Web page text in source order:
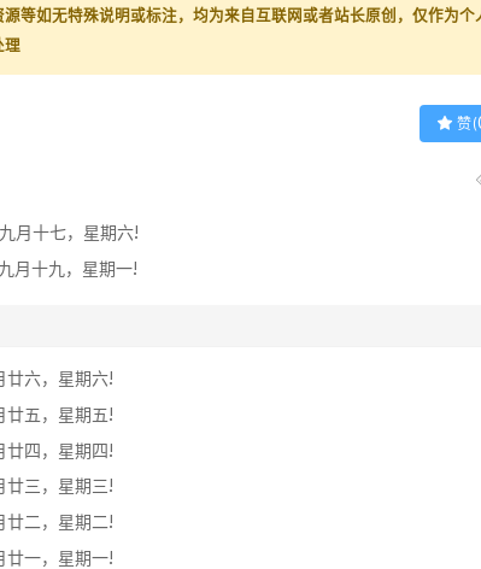
等如无特殊说明或标注，均为来自互联网或者站长原创，仅作为
理
赞(
月十七，星期六!
月十九，星期一!
六，星期六!
五，星期五!
四，星期四!
三，星期三!
二，星期二!
一，星期一!